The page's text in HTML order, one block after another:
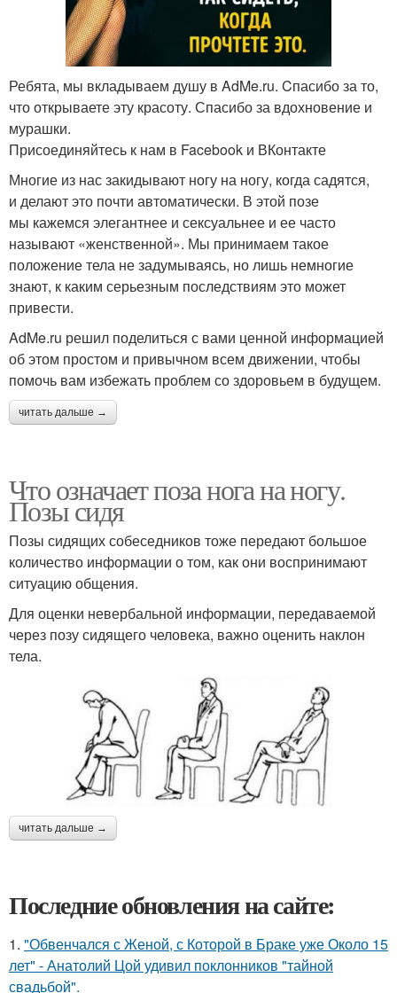
Ребята, мы вкладываем душу в AdMe.ru. Cпасибо за то,
что открываете эту красоту. Спасибо за вдохновение и
мурашки.
Присоединяйтесь к нам в Facebook и ВКонтакте
Многие из нас закидывают ногу на ногу, когда садятся,
и делают это почти автоматически. В этой позе
мы кажемся элегантнее и сексуальнее и ее часто
называют «женственной». Мы принимаем такое
положение тела не задумываясь, но лишь немногие
знают, к каким серьезным последствиям это может
привести.
AdMe.ru решил поделиться с вами ценной информацией
об этом простом и привычном всем движении, чтобы
помочь вам избежать проблем со здоровьем в будущем.
читать дальше →
Что означает поза нога на ногу.
Позы сидя
Позы сидящих собеседников тоже передают большое
количество информации о том, как они воспринимают
ситуацию общения.
Для оценки невербальной информации, передаваемой
через позу сидящего человека, важно оценить наклон
тела.
читать дальше →
Последние обновления на сайте:
1. "Обвенчался с Женой, с Которой в Браке уже Около 15
лет" - Анатолий Цой удивил поклонников "тайной
свадьбой".